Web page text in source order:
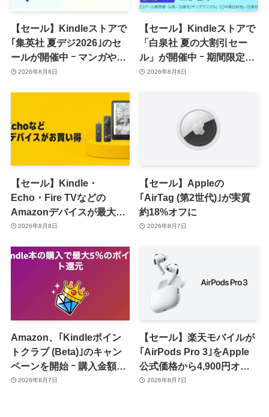
【セール】Kindleストアで
｢集英社 夏デジ2026｣のセ
ールが開催中 ｰ マンガや写
真集など1,000冊以上が
2026年8月8日
【セール】Kindleストアで
「白泉社 夏の大割引セー
ル」が開催中 ｰ 期間限定
70％オフや全巻50％オフな
2026年8月8日
【セール】Kindle・
Echo・Fire TVなどの
Amazonデバイスが最大
31%オフに
2026年8月8日
【セール】Appleの
｢AirTag (第2世代)｣が実質
約18%オフに
2026年8月7日
Amazon、｢Kindleポイン
トクラブ (Beta)｣のキャン
ペーンを開始 ｰ 購入金額に
応じて来月のポイント還元
2026年8月7日
【セール】楽天モバイルが
｢AirPods Pro 3｣をApple
公式価格から4,900円オフ
で販売中
2026年8月7日